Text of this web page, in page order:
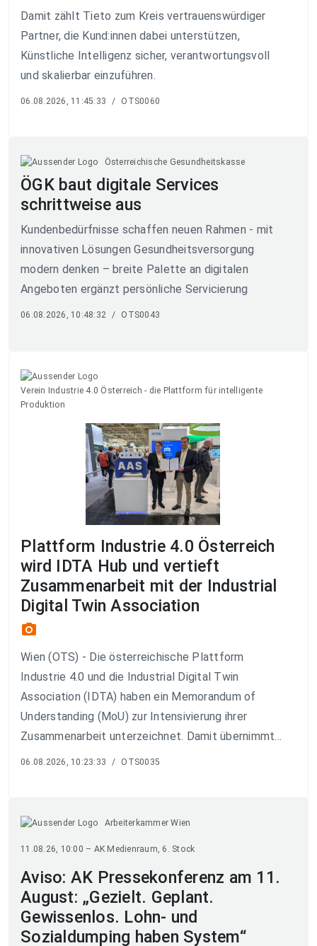
Damit zählt Tieto zum Kreis vertrauenswürdiger
Partner, die Kund:innen dabei unterstützen,
Künstliche Intelligenz sicher, verantwortungsvoll
und skalierbar einzuführen.
06.08.2026, 11:45:33 / OTS0060
Österreichische Gesundheitskasse
ÖGK baut digitale Services
schrittweise aus
Kundenbedürfnisse schaffen neuen Rahmen - mit
innovativen Lösungen Gesundheitsversorgung
modern denken – breite Palette an digitalen
Angeboten ergänzt persönliche Servicierung
06.08.2026, 10:48:32 / OTS0043
Verein Industrie 4.0 Österreich - die Plattform für intelligente
Produktion
Plattform Industrie 4.0 Österreich
wird IDTA Hub und vertieft
Zusammenarbeit mit der Industrial
Digital Twin Association
photo_camera
Wien (OTS) - Die österreichische Plattform
Industrie 4.0 und die Industrial Digital Twin
Association (IDTA) haben ein Memorandum of
Understanding (MoU) zur Intensivierung ihrer
Zusammenarbeit unterzeichnet. Damit übernimmt...
06.08.2026, 10:23:33 / OTS0035
Arbeiterkammer Wien
11.08.26, 10:00 – AK Medienraum, 6. Stock
Aviso: AK Pressekonferenz am 11.
August: „Gezielt. Geplant.
Gewissenlos. Lohn- und
Sozialdumping haben System“